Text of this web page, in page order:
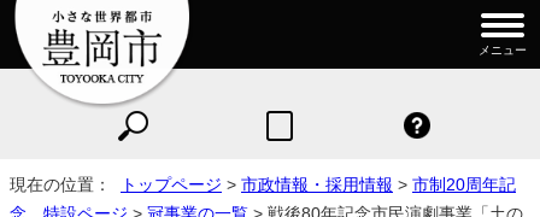
メニュー
現在の位置： トップページ > 市政情報・採用情報 > 市制20周年記